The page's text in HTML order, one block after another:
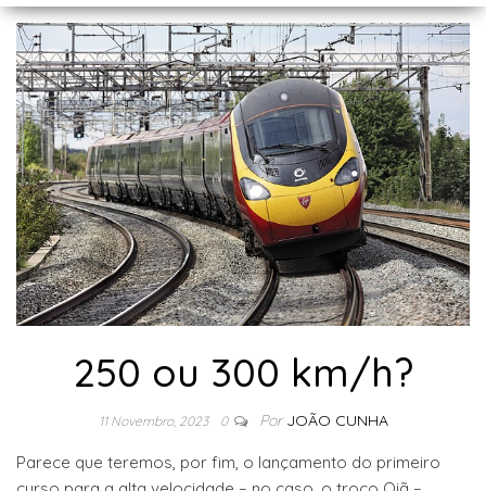
250 ou 300 km/h?
11 Novembro, 2023 0 Por JOÃO CUNHA
Parece que teremos, por fim, o lançamento do primeiro